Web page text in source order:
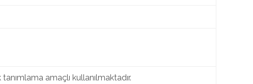
amaçlı kullanılmaktadır.